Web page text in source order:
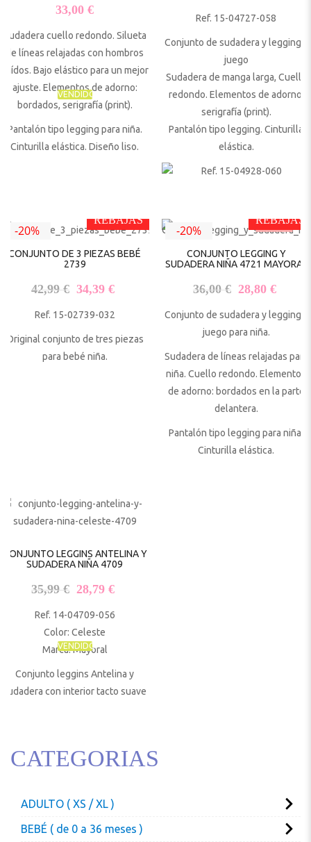
VENDIDO
33,00€
Sudadera cuello redondo. Silueta
de líneas relajadas con hombros
caídos. Bajo elástico para un mejor
ajuste. Elementos de adorno:
bordados, serigrafía (print).
Pantalón tipo legging para niña.
Cinturilla elástica. Diseño liso.
Ref. 15-04727-058
Conjunto de sudadera y legging a
juego
Sudadera de manga larga, Cuello
redondo. Elementos de adorno:
serigrafía (print).
Pantalón tipo legging. Cinturilla
elástica.
REBAJAS
-20%
CONJUNTO DE 3 PIEZAS BEBÉ
2739
42,99€ El precio original era: 42,99 €.
34,39€ El precio actual es: 34,39 €.
Ref. 15-02739-032
Original conjunto de tres piezas
para bebé niña.
-20%
REBAJAS
CONJUNTO LEGGING Y
SUDADERA NIÑA 4721 MAYORAL
36,00€ El precio
28,80 €
Conjunto de sudadera y legging a
juego para niña.
Sudadera de líneas relajadas para
niña. Cuello redondo. Elementos
de adorno: bordados en la parte
delantera.
Pantalón tipo legging para niña.
Cinturilla elástica.
VENDIDO
CONJUNTO LEGGINS ANTELINA Y
SUDADERA NIÑA 4709
35,99€ El precio original era: 35,99 €.
28,79€
Ref. 14-04709-056
Color: Celeste
Marca: Mayoral
Conjunto leggins Antelina y
sudadera con interior tacto suave
CATEGORIAS
ADULTO ( XS / XL )
BEBÉ ( de 0 a 36 meses )